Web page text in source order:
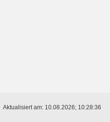
Aktualisiert am: 10.08.2026; 10:28:36